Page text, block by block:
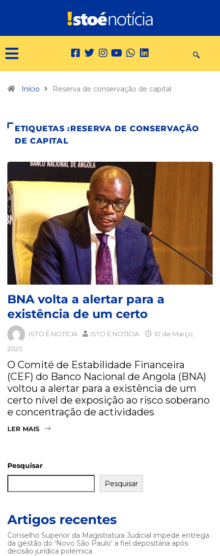
Início Reserva de conservação de capital
ETIQUETAS :RESERVA DE CONSERVAÇÃO
DE CAPITAL
BNA volta a alertar para a
existência de um certo
ISTO É NOTÍCIA ISTO É NOTÍCIA
10 de Março,
2025
O Comité de Estabilidade Financeira
(CEF) do Banco Nacional de Angola (BNA)
voltou a alertar para a existência de um
certo nível de exposição ao risco soberano
e concentração de actividades
LER MAIS
Pesquisar
Pesquisar
Artigos recentes
Conselho Superior da Magistratura Judicial impede entrega
da gestão do ‘Novo São Paulo’ a fiel depositária após
decisão jurídica polémica